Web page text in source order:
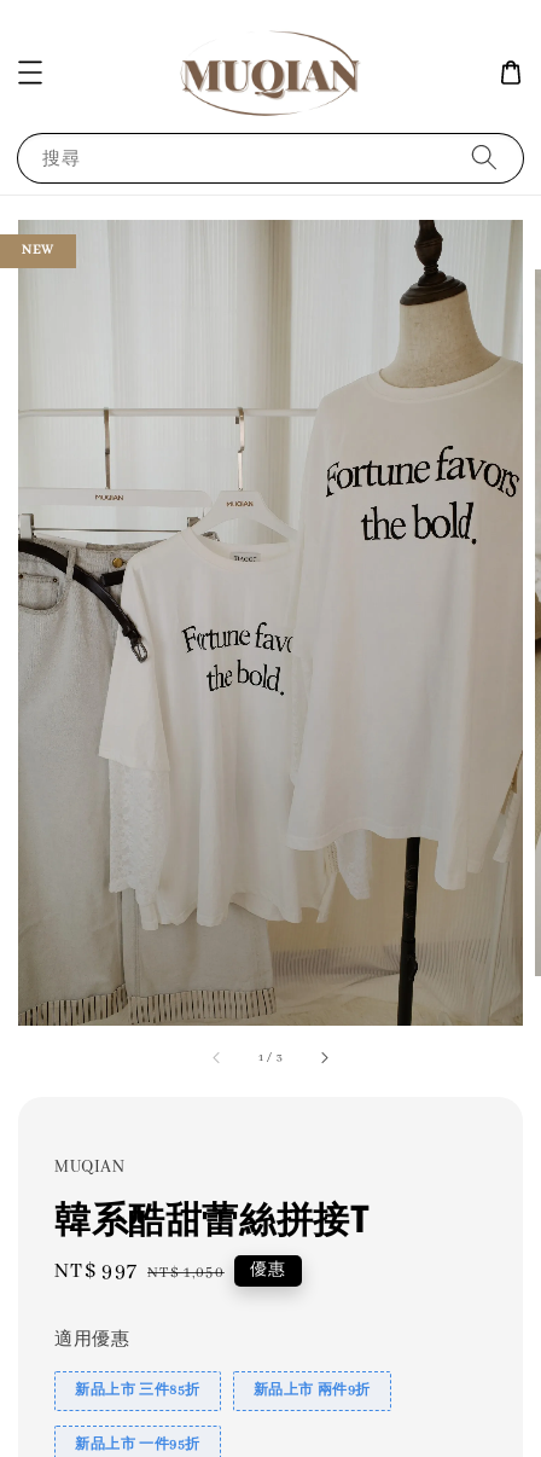
搜尋
1 / 3
NEW
MUQIAN
韓系酷甜蕾絲拼接T
Sale
NT$ 997 Regular
NT$ 1,050 優惠
適用優惠
新品上市 三件85折 新品上市 兩件9折
新品上市 一件95折